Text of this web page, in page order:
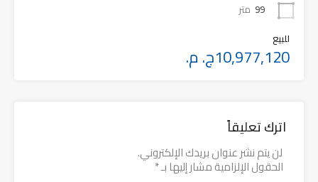
99 متر
للبيع
10,977,120ج. م.
اترك تعليقاً
لن يتم نشر عنوان بريدك الإلكتروني.
الحقول الإلزامية مشار إليها بـ*